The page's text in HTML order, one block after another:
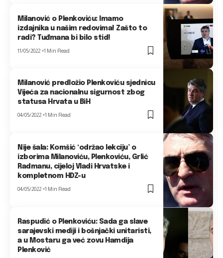
Milanović o Plenkoviću: Imamo
izdajnika u našim redovima! Zašto to
radi? Tuđmana bi bilo stid!
11/05/2022 1 Min Read
Milanović predložio Plenkoviću sjednicu
Vijeća za nacionalnu sigurnost zbog
statusa Hrvata u BiH
04/05/2022 1 Min Read
Nije šala: Komšić ‘održao lekciju’ o
izborima Milanoviću, Plenkoviću, Grlić
Radmanu, cijeloj Vladi Hrvatske i
kompletnom HDZ-u
04/05/2022 1 Min Read
Raspudić o Plenkoviću: Sada ga slave
sarajevski mediji i bošnjački unitaristi,
a u Mostaru ga već zovu Hamdija
Plenković